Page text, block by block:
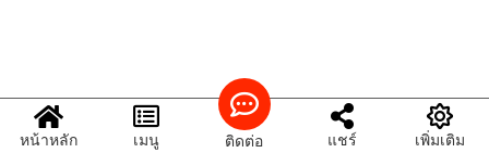
หน้าหลัก เมนู ติดต่อ แชร์ เพิ่มเติม